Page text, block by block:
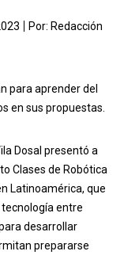
Por: Redacción
para aprender del
en sus propuestas.
Dosal presentó a
Clases de Robótica
Latinoamérica, que
entre
desarrollar
prepararse